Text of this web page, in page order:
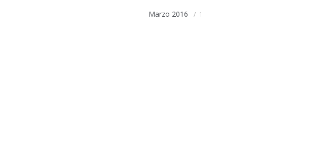
Marzo 2016 1